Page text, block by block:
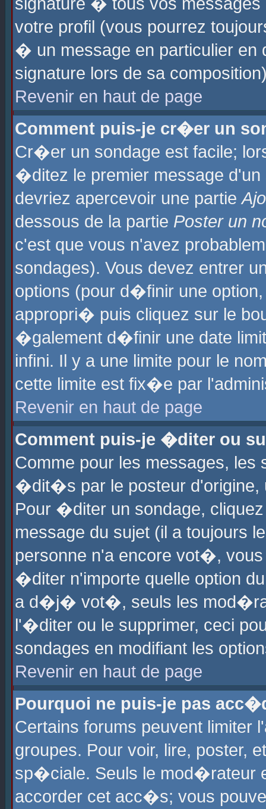
votre profil (vous pourrez
� un message en particulier
signature lors de sa
Revenir en haut de page
Comment puis-je cr�er un
Cr�er un sondage est facile;
�ditez le premier message
devriez apercevoir une partie
dessous de la partie Poster un
c'est que vous n'avez
sondages). Vous devez entrer
options (pour d�finir une
appropri� puis cliquez sur le
�galement d�finir une date
infini. Il y a une limite pour le
cette limite est fix�e par
Revenir en haut de page
Comment puis-je �diter ou
Comme pour les messages,
�dit�s par le posteur d'origine,
Pour �diter un sondage,
message du sujet (il a toujours
personne n'a encore vot�,
�diter n'importe quelle option
a d�j� vot�, seuls les
l'�diter ou le supprimer, ceci
sondages en modifiant les
Revenir en haut de page
Pourquoi ne puis-je pas
Certains forums peuvent
groupes. Pour voir, lire, poster,
sp�ciale. Seuls le mod�rateur
accorder cet acc�s; vous